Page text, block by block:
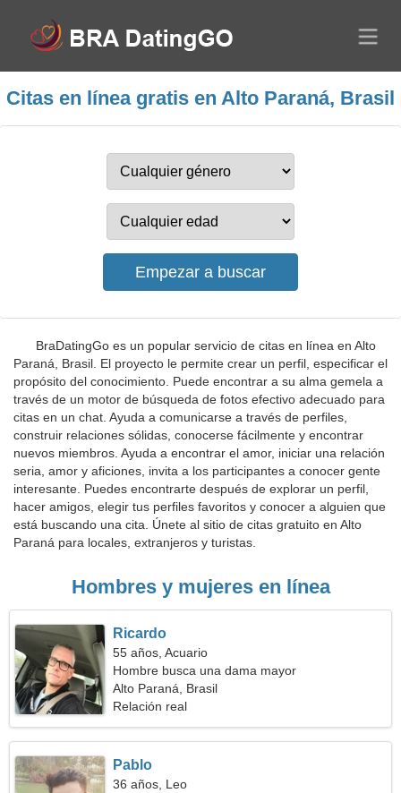
Citas en línea gratis en Alto Paraná, Brasil
BraDatingGo es un popular servicio de citas en línea en Alto
Paraná, Brasil. El proyecto le permite crear un perfil, especificar el
propósito del conocimiento. Puede encontrar a su alma gemela a
través de un motor de búsqueda de fotos efectivo adecuado para
citas en un chat. Ayuda a comunicarse a través de perfiles,
construir relaciones sólidas, conocerse fácilmente y encontrar
nuevos miembros. Ayuda a encontrar el amor, iniciar una relación
seria, amor y aficiones, invita a los participantes a conocer gente
interesante. Puedes encontrarte después de explorar un perfil,
hacer amigos, elegir tus perfiles favoritos y conocer a alguien que
está buscando una cita. Únete al sitio de citas gratuito en Alto
Paraná para locales, extranjeros y turistas.
Hombres y mujeres en línea
Ricardo
55 años, Acuario
Hombre busca una dama mayor
Alto Paraná, Brasil
Relación real
Pablo
36 años, Leo